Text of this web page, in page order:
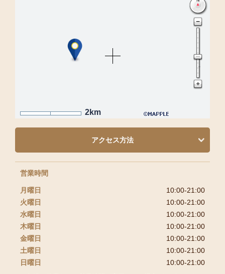
2km
営業時間
月曜日
10:00-21:00
火曜日
10:00-21:00
水曜日
10:00-21:00
木曜日
10:00-21:00
金曜日
10:00-21:00
土曜日
10:00-21:00
日曜日
10:00-21:00
アクセス方法